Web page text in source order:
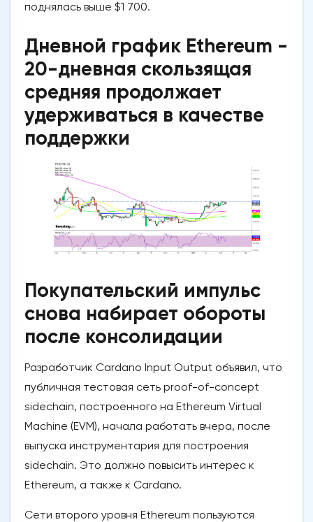
поднялась выше $1 700.
Дневной график Ethereum -
20-дневная скользящая
средняя продолжает
удерживаться в качестве
поддержки
Покупательский импульс
снова набирает обороты
после консолидации
Разработчик Cardano Input Output объявил, что
публичная тестовая сеть proof-of-concept
sidechain, построенного на Ethereum Virtual
Machine (EVM), начала работать вчера, после
выпуска инструментария для построения
sidechain. Это должно повысить интерес к
Ethereum, а также к Cardano.
Сети второго уровня Ethereum пользуются